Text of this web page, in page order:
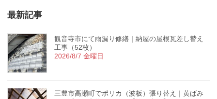
最新記事
観音寺市にて雨漏り修繕｜納屋の屋根瓦差し替え
工事（52枚）
2026/8/7 金曜日
三豊市高瀬町でポリカ（波板）張り替え｜黄ばみ